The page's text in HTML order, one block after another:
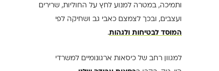
ותמיכה, במטרה למנוע לחץ על החוליות, שרירים
ועצבים, ובכך לצמצם כאבי גב ושחיקה לפי
המוסד לבטיחות ולגהות.
למגוון רחב של כיסאות ארגונומיים למשרדי